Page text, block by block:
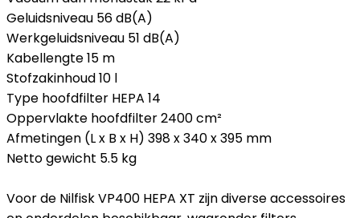
Geluidsniveau 56 dB(A)
Werkgeluidsniveau 51 dB(A)
Kabellengte 15 m
Stofzakinhoud 10 l
Type hoofdfilter HEPA 14
Oppervlakte hoofdfilter 2400 cm²
Afmetingen (L x B x H) 398 x 340 x 395 mm
Netto gewicht 5.5 kg
Voor de Nilfisk VP400 HEPA XT zijn diverse accessoires